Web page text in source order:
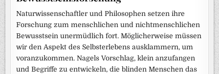
Naturwissenschaftler und Philosophen setzen ihre
Forschung zum menschlichen und nichtmenschlichen
Bewusstsein unermüdlich fort. Möglicherweise müssen
wir den Aspekt des Selbsterlebens ausklammern, um
voranzukommen. Nagels Vorschlag, klein anzufangen
und Begriffe zu entwickeln, die blinden Menschen das